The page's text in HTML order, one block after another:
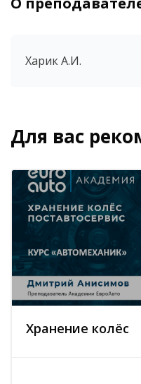
Харик А.И.
Блоки
Пропустить [Cocoon]
Для вас
Хранение колёс